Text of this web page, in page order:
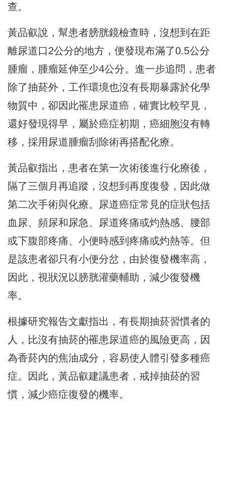
查。
黃品叡說，幫患者膀胱鏡檢查時，沒想到在距
離尿道口2公分的地方，便發現布滿了0.5公分
腫瘤，腫瘤延伸至少4公分。進一步追問，患者
除了抽菸外，工作環境也沒有長期暴露於化學
物質中，卻因此罹患尿道癌，確實比較罕見，
還好發現得早，屬於癌症初期，癌細胞沒有轉
移，採用尿道腫瘤刮除術再搭配化療。
黃品叡指出，患者在第一次術後進行化療後，
隔了三個月再追蹤，沒想到再度復發，因此做
第二次手術與化療。尿道癌症常見的症狀包括
血尿、頻尿和尿急、尿道疼痛或灼熱感、腰部
或下腹部疼痛、小便時感到疼痛或灼熱等。但
是該患者卻只有小便分岔，由於復發機率高，
因此，視狀況以膀胱灌藥輔助，減少復發機
率。
根據研究報告文獻指出，有長期抽菸習慣者的
人，比沒有抽菸的罹患尿道癌的風險更高，因
為香菸內的焦油成分，容易使人體引發多種癌
症。因此，黃品叡建議患者，戒掉抽菸的習
慣，減少癌症復發的機率。